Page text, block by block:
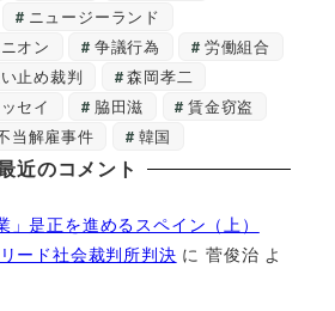
ニュージーランド
オン
争議行為
労働組合
止め裁判
森岡孝二
セイ
脇田滋
賃金窃盗
当解雇事件 韓国
近のコメント
是正を進めるスペイン（上）
ード社会裁判所判決 に菅俊治 よ